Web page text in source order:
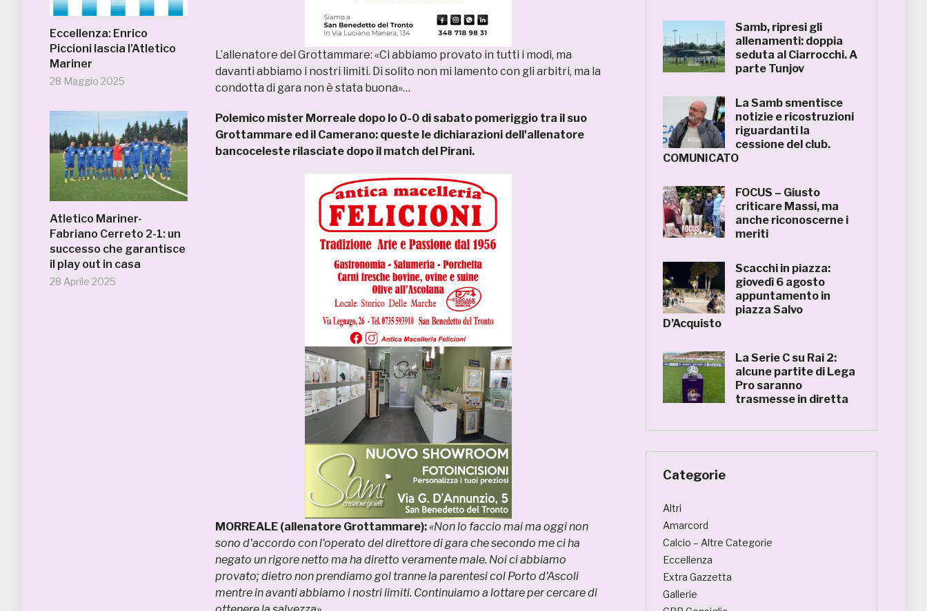
Eccellenza: Enrico
Piccioni lascia l’Atletico
Mariner
28 Maggio 2025
Atletico Mariner-
Fabriano Cerreto 2-1: un
successo che garantisce
il play out in casa
28 Aprile 2025
L’allenatore del Grottammare: «Ci abbiamo provato in tutti i modi, ma
davanti abbiamo i nostri limiti. Di solito non mi lamento con gli arbitri, ma la
condotta di gara non è stata buona»…
Polemico mister Morreale dopo lo 0-0 di sabato pomeriggio tra il suo
Grottammare ed il Camerano: queste le dichiarazioni dell'allenatore
bancoceleste rilasciate dopo il match del Pirani.
MORREALE (allenatore Grottammare):«Non lo faccio mai ma oggi non
sono d'accordo con l'operato del direttore di gara che secondo me ci ha
negato un rigore netto ma ha diretto veramente male. Noi ci abbiamo
provato; dietro non prendiamo gol tranne la parentesi col Porto d'Ascoli
mentre in avanti abbiamo i nostri limiti. Continuiamo a lottare per cercare di
Samb, ripresi gli
allenamenti: doppia
seduta al Ciarrocchi. A
parte Tunjov
La Samb smentisce
notizie e ricostruzioni
riguardanti la
cessione del club.
COMUNICATO
FOCUS – Giusto
criticare Massi, ma
anche riconoscerne i
meriti
Scacchi in piazza:
giovedì 6 agosto
appuntamento in
piazza Salvo
D’Acquisto
La Serie C su Rai 2:
alcune partite di Lega
Pro saranno
trasmesse in diretta
Categorie
Altri
Amarcord
Calcio – Altre Categorie
Eccellenza
Extra Gazzetta
Gallerie